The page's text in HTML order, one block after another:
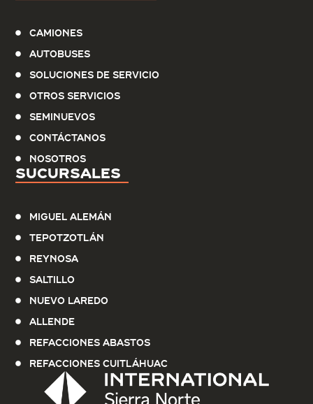
Sucursales
Miguel Alemán
Tepotzotlán
Reynosa
Saltillo
Nuevo Laredo
Allende
Refacciones Abastos
Refacciones Cuitláhuac
Camiones
Autobuses
Soluciones de servicio
Otros Servicios
Seminuevos
Contáctanos
Nosotros